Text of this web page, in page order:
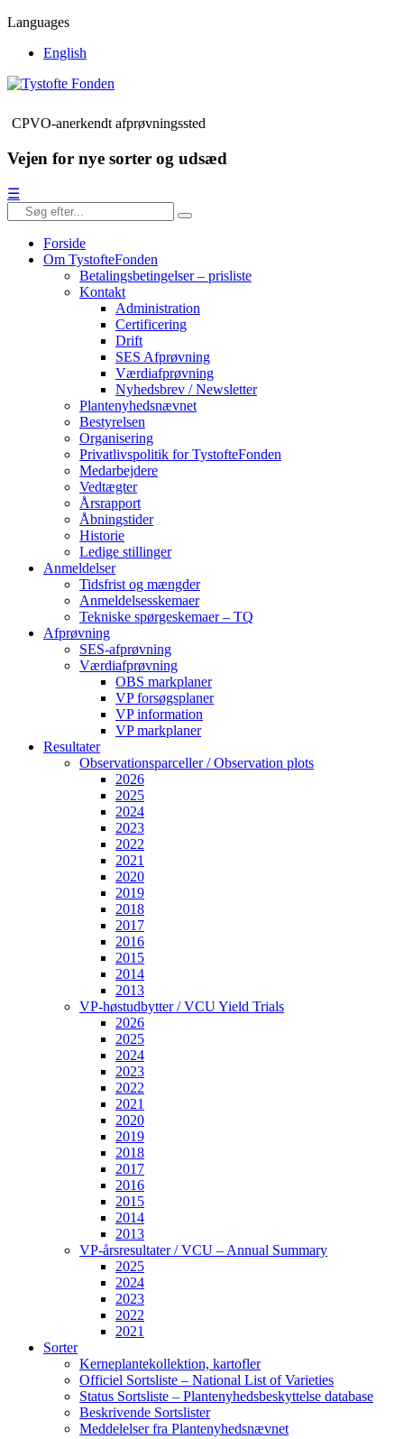
Languages
English
CPVO-anerkendt afprøvningssted
Vejen for nye sorter og udsæd
☰
Forside
Om TystofteFonden
Betalingsbetingelser – prisliste
Kontakt
Administration
Certificering
Drift
SES Afprøvning
Værdiafprøvning
Nyhedsbrev / Newsletter
Plantenyhedsnævnet
Bestyrelsen
Organisering
Privatlivspolitik for TystofteFonden
Medarbejdere
Vedtægter
Årsrapport
Åbningstider
Historie
Ledige stillinger
Anmeldelser
Tidsfrist og mængder
Anmeldelsesskemaer
Tekniske spørgeskemaer – TQ
Afprøvning
SES-afprøvning
Værdiafprøvning
OBS markplaner
VP forsøgsplaner
VP information
VP markplaner
Resultater
Observationsparceller / Observation plots
2026
2025
2024
2023
2022
2021
2020
2019
2018
2017
2016
2015
2014
2013
VP-høstudbytter / VCU Yield Trials
2026
2025
2024
2023
2022
2021
2020
2019
2018
2017
2016
2015
2014
2013
VP-årsresultater / VCU – Annual Summary
2025
2024
2023
2022
2021
Sorter
Kerneplantekollektion, kartofler
Officiel Sortsliste – National List of Varieties
Status Sortsliste – Plantenyhedsbeskyttelse database
Beskrivende Sortslister
Meddelelser fra Plantenyhedsnævnet